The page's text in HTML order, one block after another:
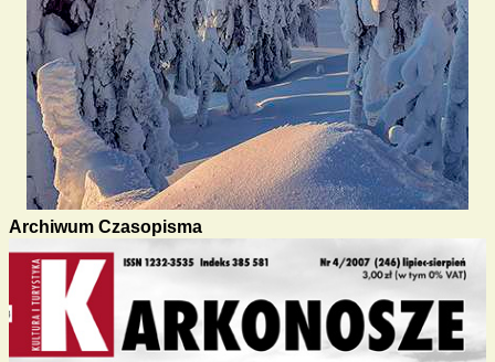
Archiwum Czasopisma